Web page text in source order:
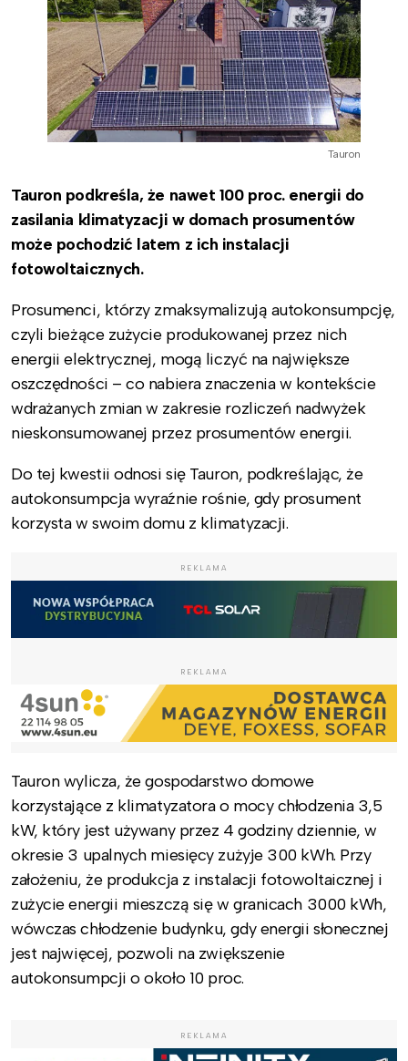
Tauron
Tauron podkreśla, że nawet 100 proc. energii do
zasilania klimatyzacji w domach prosumentów
może pochodzić latem z ich instalacji
fotowoltaicznych.
Prosumenci, którzy zmaksymalizują autokonsumpcję,
czyli bieżące zużycie produkowanej przez nich
energii elektrycznej, mogą liczyć na największe
oszczędności – co nabiera znaczenia w kontekście
wdrażanych zmian w zakresie rozliczeń nadwyżek
nieskonsumowanej przez prosumentów energii.
Do tej kwestii odnosi się Tauron, podkreślając, że
autokonsumpcja wyraźnie rośnie, gdy prosument
korzysta w swoim domu z klimatyzacji.
REKLAMA
REKLAMA
Tauron wylicza, że gospodarstwo domowe
korzystające z klimatyzatora o mocy chłodzenia 3,5
kW, który jest używany przez 4 godziny dziennie, w
okresie 3 upalnych miesięcy zużyje 300 kWh. Przy
założeniu, że produkcja z instalacji fotowoltaicznej i
zużycie energii mieszczą się w granicach 3000 kWh,
wówczas chłodzenie budynku, gdy energii słonecznej
jest najwięcej, pozwoli na zwiększenie
autokonsumpcji o około 10 proc.
REKLAMA